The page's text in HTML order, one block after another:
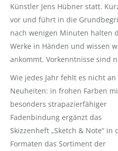
Künstler Jens Hübner statt.
vor und führt in die
nach wenigen Minuten halten
Werke in Händen und wissen
ankommt. Vorkenntnisse sind
Wie jedes Jahr fehlt es nicht an
Neuheiten: in frohen Farben
besonders strapazierfähiger
Fadenbindung ergänzt das
Skizzenheft „Sketch & Note“ in
Formaten das Sortiment der